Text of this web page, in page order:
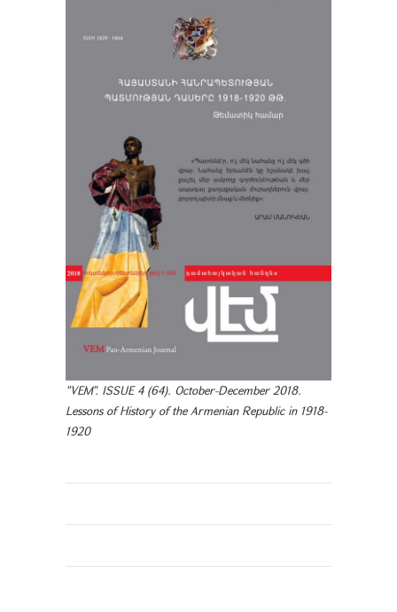
"VEM". ISSUE 4 (64). October-December 2018.
Lessons of History of the Armenian Republic in 1918-
1920